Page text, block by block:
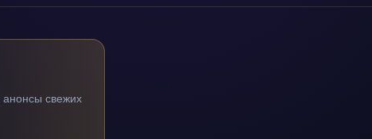
анонсы свежих